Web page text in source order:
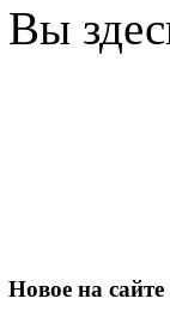
Вы
Новое на сайте